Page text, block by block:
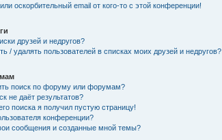
оскорбительный email от кого-то с этой конференции!
друзей и недругов?
/ удалять пользователей в списках моих друзей и недругов?
поиск по форуму или форумам?
не даёт результатов?
поиска я получил пустую страницу!
конференции?
сообщения и созданные мной темы?